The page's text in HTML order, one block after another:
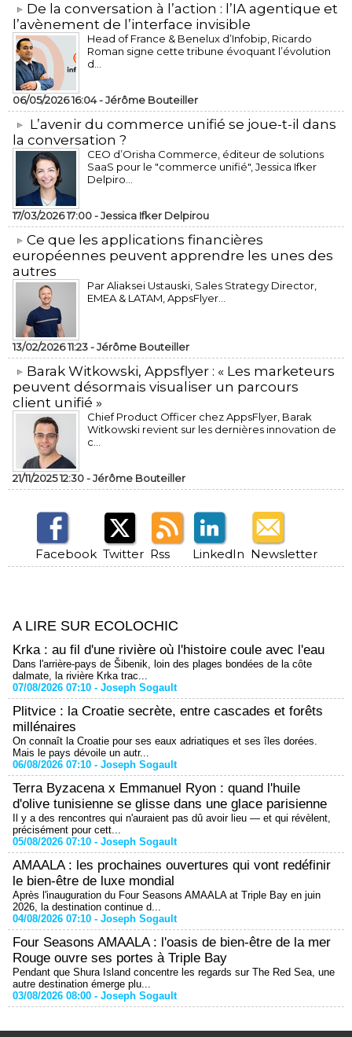
​De la conversation à l’action : l’IA agentique et
l’avènement de l’interface invisible
Head of France & Benelux d’Infobip, Ricardo
Roman signe cette tribune évoquant l’évolution
d...
06/05/2026 16:04 -Jérôme Bouteiller
L’avenir du commerce unifié se joue-t-il dans
la conversation ?
CEO d’Orisha Commerce, éditeur de solutions
SaaS pour le "commerce unifié", Jessica Ifker
Delpiro...
17/03/2026 17:00 -Jessica Ifker Delpirou
​Ce que les applications financières
européennes peuvent apprendre les unes des
autres
Par Aliaksei Ustauski, Sales Strategy Director,
EMEA & LATAM, AppsFlyer...
13/02/2026 11:23 -Jérôme Bouteiller
​Barak Witkowski, Appsflyer : « Les marketeurs
peuvent désormais visualiser un parcours
client unifié »
Chief Product Officer chez AppsFlyer, ​Barak
Witkowski revient sur les dernières innovation de
c...
21/11/2025 12:30 -Jérôme Bouteiller
Facebook Twitter Rss LinkedIn Newsletter
A LIRE SUR ECOLOCHIC
Krka : au fil d'une rivière où l'histoire coule avec l'eau
Dans l'arrière-pays de Šibenik, loin des plages bondées de la côte
dalmate, la rivière Krka trac...
07/08/2026 07:10 - Joseph Sogault
Plitvice : la Croatie secrète, entre cascades et forêts
millénaires
On connaît la Croatie pour ses eaux adriatiques et ses îles dorées.
Mais le pays dévoile un autr...
06/08/2026 07:10 - Joseph Sogault
Terra Byzacena x Emmanuel Ryon : quand l'huile
d'olive tunisienne se glisse dans une glace parisienne
Il y a des rencontres qui n'auraient pas dû avoir lieu — et qui révèlent,
précisément pour cett...
05/08/2026 07:10 - Joseph Sogault
AMAALA : les prochaines ouvertures qui vont redéfinir
le bien-être de luxe mondial
Après l'inauguration du Four Seasons AMAALA at Triple Bay en juin
2026, la destination continue d...
04/08/2026 07:10 - Joseph Sogault
Four Seasons AMAALA : l'oasis de bien-être de la mer
Rouge ouvre ses portes à Triple Bay
Pendant que Shura Island concentre les regards sur The Red Sea, une
autre destination émerge plu...
03/08/2026 08:00 - Joseph Sogault